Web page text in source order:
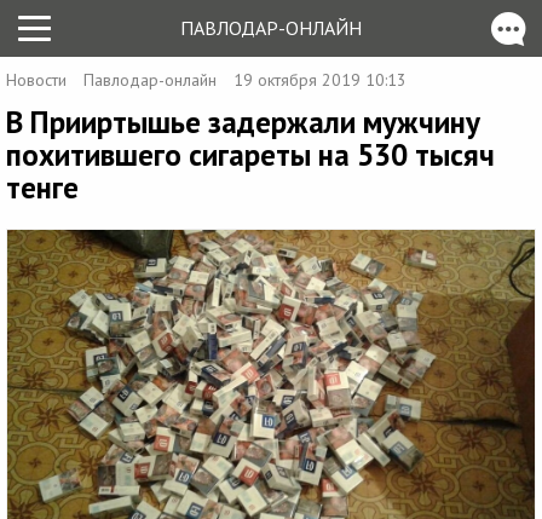
ПАВЛОДАР-ОНЛАЙН
Новости Павлодар-онлайн 19 октября 2019 10:13
В Прииртышье задержали мужчину
похитившего сигареты на 530 тысяч
тенге